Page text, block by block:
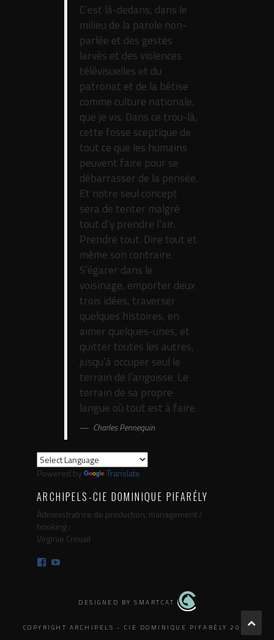
C’est là-dedans, dans le
milieu de la parole non-
parlée et des gestes
larvés et des violences
télévisuelles et du
patronat et de la bêtise
comme culture nationale,
que je vis. Dans ce trou-là,
cette fosse sceptique de
tout ce que les humains
peuvent faire pour se
débarrasser de la pensée.
Et notre seul concept
sera de tenter malgré
tout d’y prendre l’air.
Prendre tout. Dire tout et
même son contraire.
S’égarer dans le
voisinage, emporter deux
trois idées, traverser
quelques histoires, en
aimer quelques-unes, et
quitter toutes les autres,
jusqu’à occuper seul le
terrain de l’angoisse. Le
terrain de sa propre
langue où tout est à faire.
Charles Pennequin
Powered by Translate
ARCHIPELS-CIE DOMINIQUE PIFARÉLY
Administratrice de production, management /
booking :
Virginie Crouail
Facebook
DESIGNED BY SMARTCAT
COPYRIGHT ARCHIPELS - CIE DOMINIQUE PIFARÉLY 2025